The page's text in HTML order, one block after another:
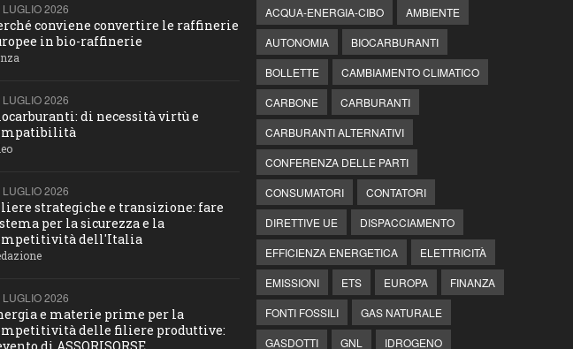
2026
conviene convertire le raffinerie
in bio-raffinerie
2026
di necessità virtù e
2026
strategiche e transizione: fare
per la sicurezza e la
dell'Italia
2026
e materie prime per la
delle filiere produttive:
ACQUA-ENERGIA-CIBO
AMBIENTE
AUTONOMIA
BIOCARBURANTI
BOLLETTE
CAMBIAMENTO CLIMATICO
CARBONE
CARBURANTI
CARBURANTI ALTERNATIVI
CONFERENZA DELLE PARTI
CONSUMATORI
CONTATORI
DIRETTIVE UE
DISPACCIAMENTO
EFFICIENZA ENERGETICA
ELETTRICITÀ
EMISSIONI
ETS EUROPA
FINANZA
FONTI FOSSILI
GAS NATURALE
GASDOTTI
GNL IDROGENO